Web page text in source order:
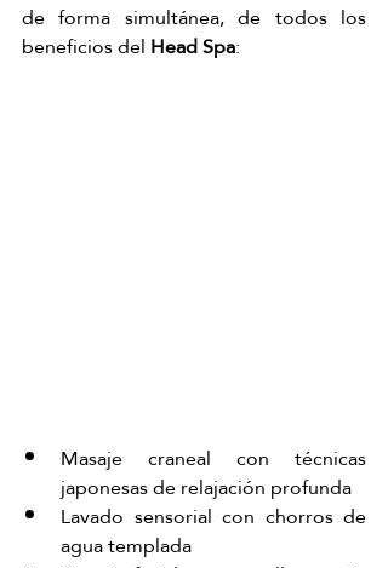
de forma simultánea, de todos los
beneficios del Head Spa:
Masaje craneal con técnicas
japonesas de relajación profunda
Lavado sensorial con chorros de
agua templada